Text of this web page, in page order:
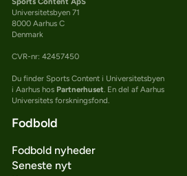
Universitetsbyen 71
8000 Aarhus C
Denmark
CVR-nr: 42457450
Du finder Sports Content i Universitetsbyen
i Aarhus hos Partnerhuset. En del af Aarhus
Universitets forskningsfond.
Fodbold
Fodbold nyheder
Seneste nyt